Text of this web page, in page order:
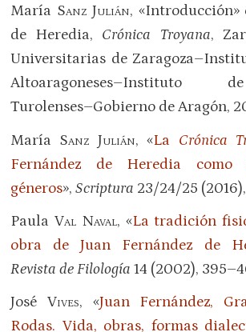
María Sanz Julián, «Introducción»
de Heredia, Crónica Troyana,
Universitarias de
Altoaragoneses–Instituto
Turolenses–Gobierno de Aragón,
María Sanz Julián, «La Crónica
Fernández de Heredia como
géneros»,Scriptura 23/24/25
PaulaVal Naval, «La tradición
obra de Juan Fernández de
Revista de Filología 14 (2002),
JoséVives, «Juan Fernández,
Rodas. Vida, obras, formas